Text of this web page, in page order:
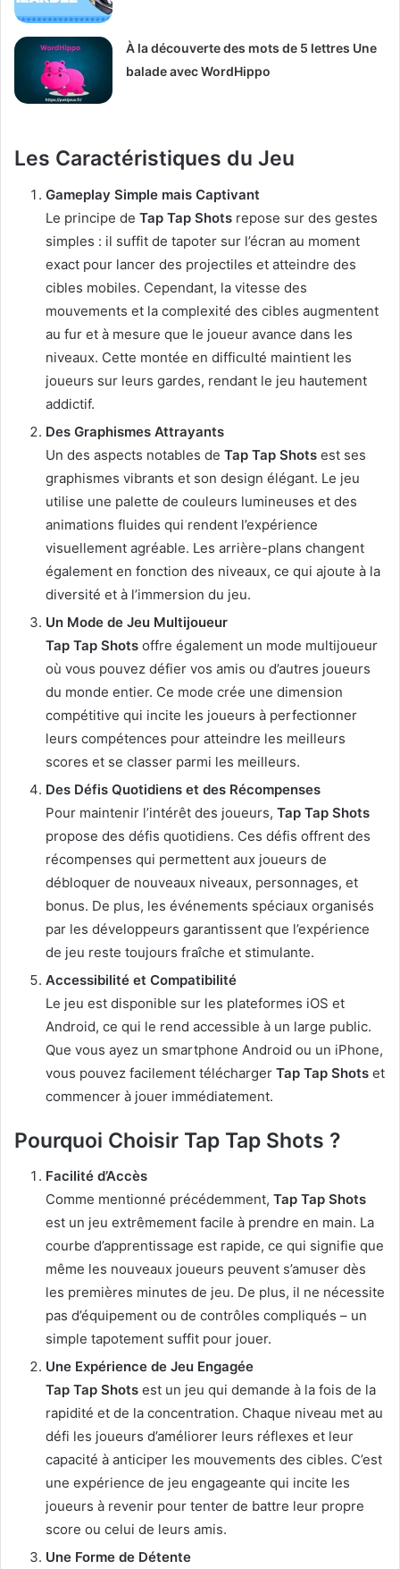
À la découverte des mots de 5 lettres Une
balade avec WordHippo
Les Caractéristiques du Jeu
Gameplay Simple mais Captivant
Le principe de Tap Tap Shots repose sur des gestes
simples : il suffit de tapoter sur l’écran au moment
exact pour lancer des projectiles et atteindre des
cibles mobiles. Cependant, la vitesse des
mouvements et la complexité des cibles augmentent
au fur et à mesure que le joueur avance dans les
niveaux. Cette montée en difficulté maintient les
joueurs sur leurs gardes, rendant le jeu hautement
addictif.
Des Graphismes Attrayants
Un des aspects notables de Tap Tap Shots est ses
graphismes vibrants et son design élégant. Le jeu
utilise une palette de couleurs lumineuses et des
animations fluides qui rendent l’expérience
visuellement agréable. Les arrière-plans changent
également en fonction des niveaux, ce qui ajoute à la
diversité et à l’immersion du jeu.
Un Mode de Jeu Multijoueur
Tap Tap Shots offre également un mode multijoueur
où vous pouvez défier vos amis ou d’autres joueurs
du monde entier. Ce mode crée une dimension
compétitive qui incite les joueurs à perfectionner
leurs compétences pour atteindre les meilleurs
scores et se classer parmi les meilleurs.
Des Défis Quotidiens et des Récompenses
Pour maintenir l’intérêt des joueurs, Tap Tap Shots
propose des défis quotidiens. Ces défis offrent des
récompenses qui permettent aux joueurs de
débloquer de nouveaux niveaux, personnages, et
bonus. De plus, les événements spéciaux organisés
par les développeurs garantissent que l’expérience
de jeu reste toujours fraîche et stimulante.
Accessibilité et Compatibilité
Le jeu est disponible sur les plateformes iOS et
Android, ce qui le rend accessible à un large public.
Que vous ayez un smartphone Android ou un iPhone,
vous pouvez facilement télécharger Tap Tap Shots et
commencer à jouer immédiatement.
Pourquoi Choisir Tap Tap Shots ?
Facilité d’Accès
Comme mentionné précédemment, Tap Tap Shots
est un jeu extrêmement facile à prendre en main. La
courbe d’apprentissage est rapide, ce qui signifie que
même les nouveaux joueurs peuvent s’amuser dès
les premières minutes de jeu. De plus, il ne nécessite
pas d’équipement ou de contrôles compliqués – un
simple tapotement suffit pour jouer.
Une Expérience de Jeu Engagée
Tap Tap Shots est un jeu qui demande à la fois de la
rapidité et de la concentration. Chaque niveau met au
défi les joueurs d’améliorer leurs réflexes et leur
capacité à anticiper les mouvements des cibles. C’est
une expérience de jeu engageante qui incite les
joueurs à revenir pour tenter de battre leur propre
score ou celui de leurs amis.
Une Forme de Détente